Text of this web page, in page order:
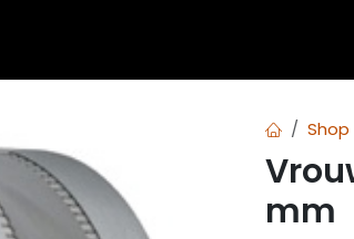
Shop
mm